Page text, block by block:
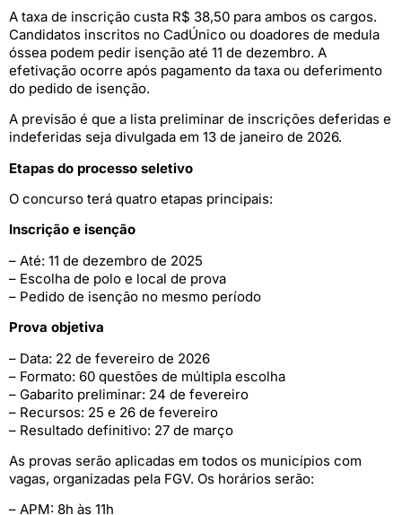
A taxa de inscrição custa R$ 38,50 para ambos os cargos.
Candidatos inscritos no CadÚnico ou doadores de medula
óssea podem pedir isenção até 11 de dezembro. A
efetivação ocorre após pagamento da taxa ou deferimento
do pedido de isenção.
A previsão é que a lista preliminar de inscrições deferidas e
indeferidas seja divulgada em 13 de janeiro de 2026.
Etapas do processo seletivo
O concurso terá quatro etapas principais:
Inscrição e isenção
– Até: 11 de dezembro de 2025
– Escolha de polo e local de prova
– Pedido de isenção no mesmo período
Prova objetiva
– Data: 22 de fevereiro de 2026
– Formato: 60 questões de múltipla escolha
– Gabarito preliminar: 24 de fevereiro
– Recursos: 25 e 26 de fevereiro
– Resultado definitivo: 27 de março
As provas serão aplicadas em todos os municípios com
vagas, organizadas pela FGV. Os horários serão:
– APM: 8h às 11h